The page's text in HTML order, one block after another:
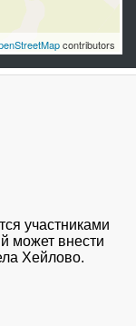
contributors
участниками
может внести
Хейлово.